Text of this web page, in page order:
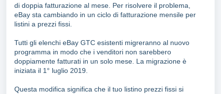
di doppia fatturazione al mese. Per risolvere il problema,
eBay sta cambiando in un ciclo di fatturazione mensile per
listini a prezzi fissi.
Tutti gli elenchi eBay GTC esistenti migreranno al nuovo
programma in modo che i venditori non sarebbero
doppiamente fatturati in un solo mese. La migrazione è
iniziata il 1° luglio 2019.
Questa modifica significa che il tuo listino prezzi fissi si